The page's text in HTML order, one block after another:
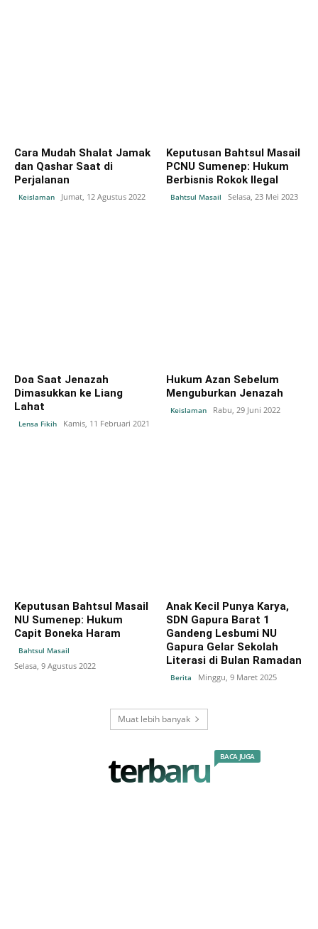
Cara Mudah Shalat Jamak
dan Qashar Saat di
Perjalanan
Keislaman Jumat, 12 Agustus 2022
Keputusan Bahtsul Masail
PCNU Sumenep: Hukum
Berbisnis Rokok Ilegal
Bahtsul Masail Selasa, 23 Mei 2023
Doa Saat Jenazah
Dimasukkan ke Liang
Lahat
Lensa Fikih Kamis, 11 Februari 2021
Hukum Azan Sebelum
Menguburkan Jenazah
Keislaman Rabu, 29 Juni 2022
Keputusan Bahtsul Masail
NU Sumenep: Hukum
Capit Boneka Haram
Bahtsul Masail
Selasa, 9 Agustus 2022
Anak Kecil Punya Karya,
SDN Gapura Barat 1
Gandeng Lesbumi NU
Gapura Gelar Sekolah
Literasi di Bulan Ramadan
Berita Minggu, 9 Maret 2025
Muat lebih banyak
terbaru BACA JUGA